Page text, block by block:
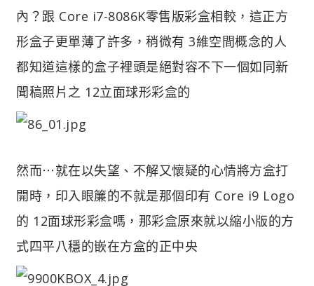
內？跟 Core i7-8086K零售版彩盒相較，這正方
形盒子更單薄了許多，稍微有 3維空間概念的人
都知道這樣的盒子裡頭是絕對容不下一個如同新
聞稿照片之 12立面球形彩盒的
然而⋯就在以失望、不解又懷疑的心情將方盒打
開時，印入眼簾的不就是那個印有 Core i9 Logo
的 12面球形彩盒嗎，那彩盒原來就以縮小版的方
式四平八穩的嵌在方盒的正中央